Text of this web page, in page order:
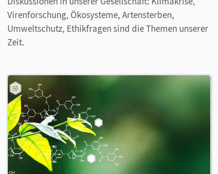
Virenforschung, Ökosysteme, Artensterben,
Umweltschutz, Ethikfragen sind die Themen unserer
Zeit.